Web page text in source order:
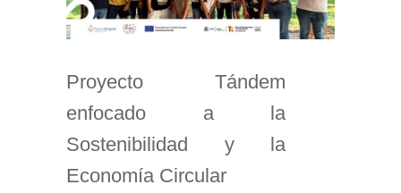
Proyecto Tándem
enfocado a la
Sostenibilidad y la
Economía Circular